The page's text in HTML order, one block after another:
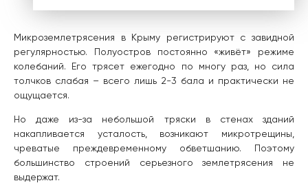
Микроземлетрясения в Крыму регистрируют с завидной
регулярностью. Полуостров постоянно «живёт» режиме
колебаний. Его трясет ежегодно по многу раз, но сила
толчков слабая – всего лишь 2-3 бала и практически не
ощущается.
Но даже из-за небольшой тряски в стенах зданий
накапливается усталость, возникают микротрещины,
чреватые преждевременному обветшанию. Поэтому
большинство строений серьезного землетрясения не
выдержат.